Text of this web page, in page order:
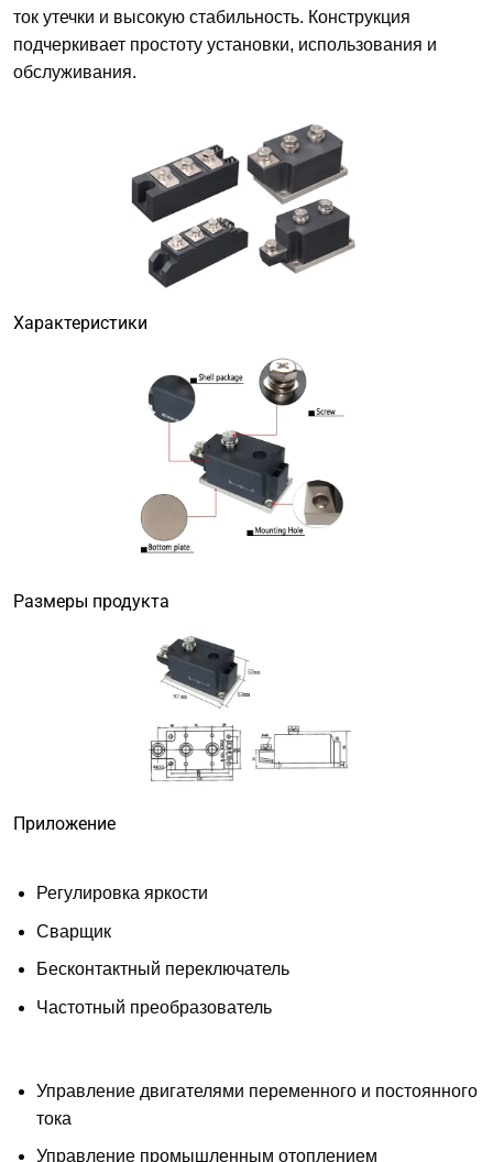
ток утечки и высокую стабильность. Конструкция
подчеркивает простоту установки, использования и
обслуживания.
Характеристики
Размеры продукта
Приложение
Регулировка яркости
Сварщик
Бесконтактный переключатель
Частотный преобразователь
Управление двигателями переменного и постоянного
тока
Управление промышленным отоплением